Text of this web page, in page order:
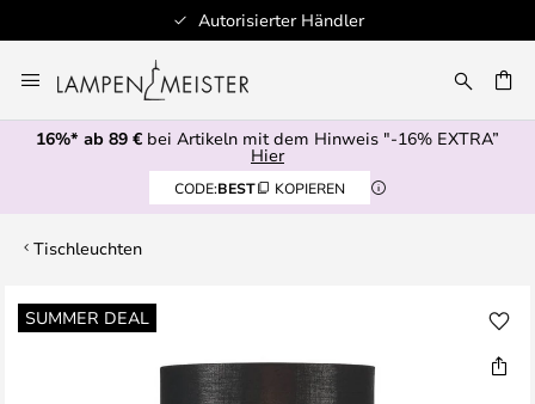
Autorisierter Händler
Inhalt
springen
16%* ab 89 € bei Artikeln mit dem Hinweis "-16% EXTRA”
Hier
CODE:BEST KOPIEREN
Tischleuchten
SUMMER DEAL
Zum
Ende